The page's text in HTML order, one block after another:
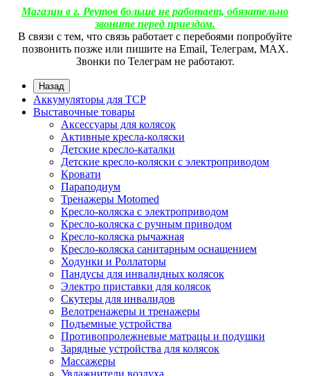
Магазин в г. Реутов больше не работает, обязательно
звоните перед приездом.
В связи с тем, что связь работает с перебоями попробуйте
позвонить позже или пишите на Email, Телеграм, МАХ.
Звонки по Телеграм не работают.
Назад
Аккумуляторы для ТСР
Выставочные товары
Аксессуары для колясок
Активные кресла-коляски
Детские кресло-каталки
Детские кресло-коляски с электроприводом
Кровати
Параподиум
Тренажеры Motomed
Кресло-коляска с электроприводом
Кресло-коляска с ручным приводом
Кресло-коляска рычажная
Кресло-коляска санитарным оснащением
Ходунки и Роллаторы
Пандусы для инвалидных колясок
Электро приставки для колясок
Скутеры для инвалидов
Велотренажеры и тренажеры
Подъемные устройства
Противопролежневые матрацы и подушки
Зарядные устройства для колясок
Массажеры
Увлажнители воздуха